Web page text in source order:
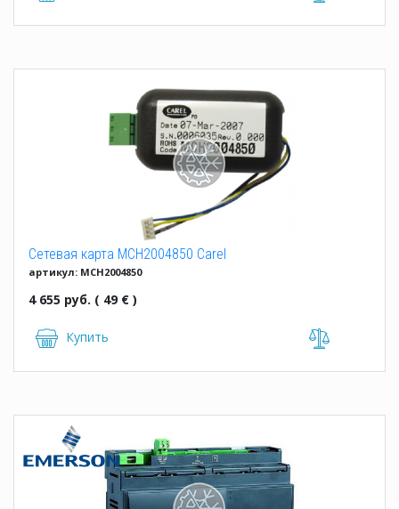
Сетевая карта MCH2004850 Carel
артикул: MCH2004850
4 655 руб. ( 49 € )
Купить